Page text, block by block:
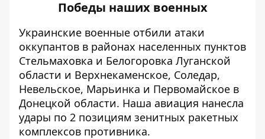
Победы наших военных
Украинские военные отбили атаки
оккупантов в районах населенных пунктов
Стельмаховка и Белогоровка Луганской
области и Верхнекаменское, Соледар,
Невельское, Марьинка и Первомайское в
Донецкой области. Наша авиация нанесла
удары по 2 позициям зенитных ракетных
комплексов противника.